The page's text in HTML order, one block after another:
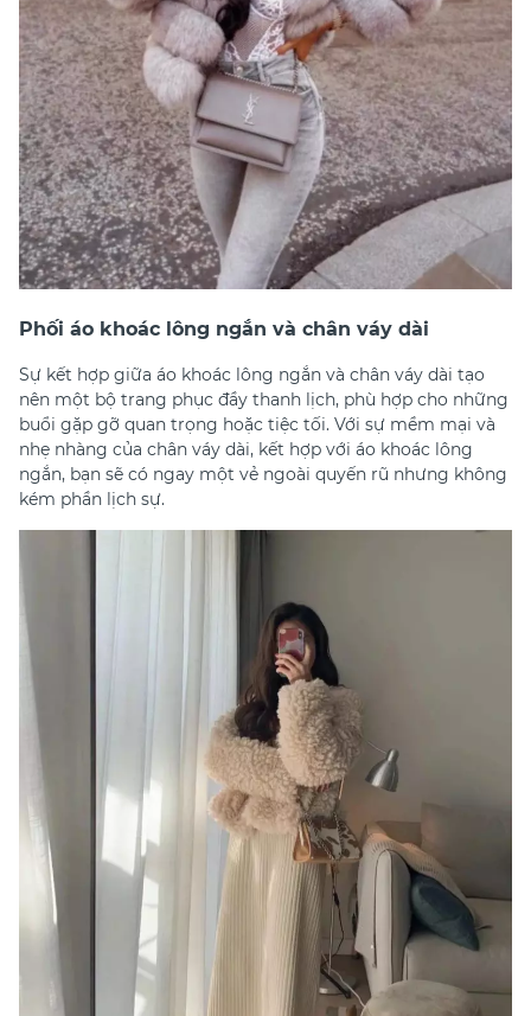
Phối áo khoác lông ngắn và chân váy dài
Sự kết hợp giữa áo khoác lông ngắn và chân váy dài tạo
nên một bộ trang phục đầy thanh lịch, phù hợp cho những
buổi gặp gỡ quan trọng hoặc tiệc tối. Với sự mềm mại và
nhẹ nhàng của chân váy dài, kết hợp với áo khoác lông
ngắn, bạn sẽ có ngay một vẻ ngoài quyến rũ nhưng không
kém phần lịch sự.